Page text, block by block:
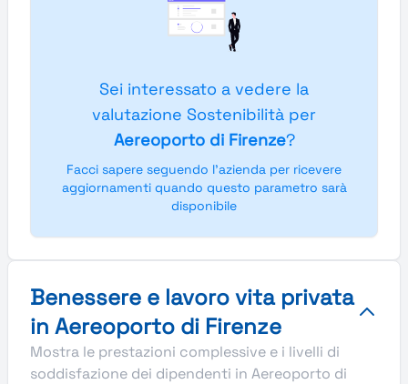
Sei interessato a vedere la
valutazione Sostenibilità per
Aereoporto di Firenze?
Facci sapere seguendo l'azienda per ricevere
aggiornamenti quando questo parametro sarà
disponibile
Benessere e lavoro vita privata
in Aereoporto di Firenze
Mostra le prestazioni complessive e i livelli di
soddisfazione dei dipendenti in Aereoporto di